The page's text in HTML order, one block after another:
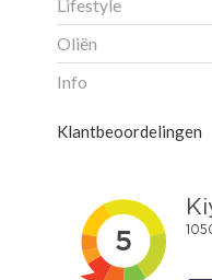
Lifestyle
Oliën
Info
Klantbeoordelingen